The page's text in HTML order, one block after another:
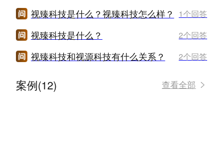
视臻科技是什么？视臻科技怎么样？ 1个回答
视臻科技是什么？ 2个回答
视臻科技和视源科技有什么关系？ 2个回答
案例(12) 查看全部